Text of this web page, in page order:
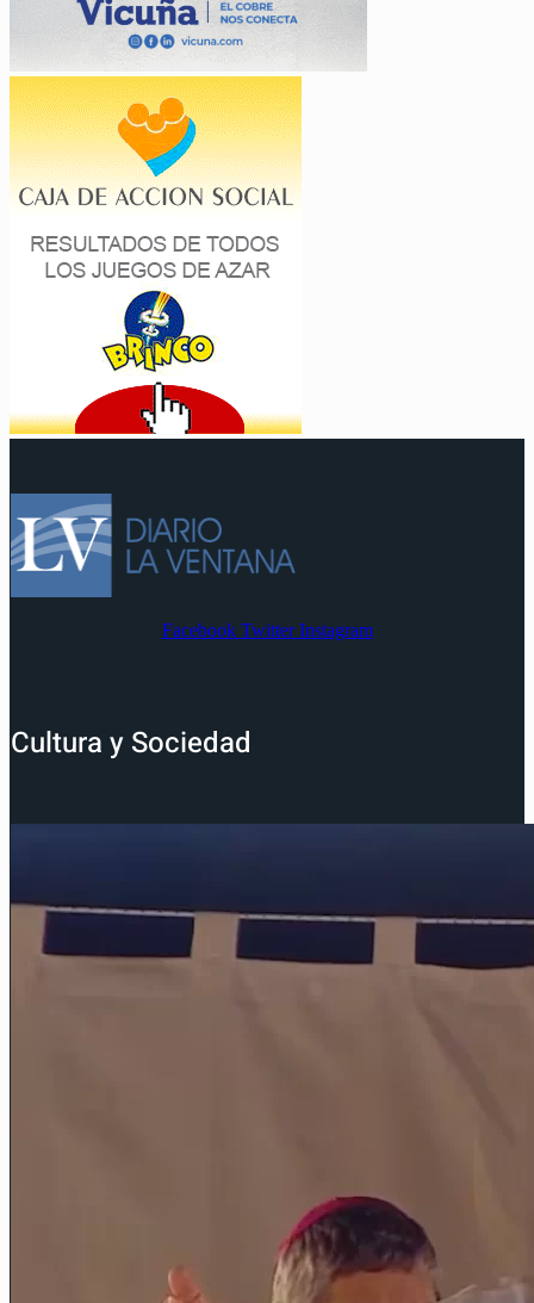
Facebook Twitter Instagram
Cultura y Sociedad